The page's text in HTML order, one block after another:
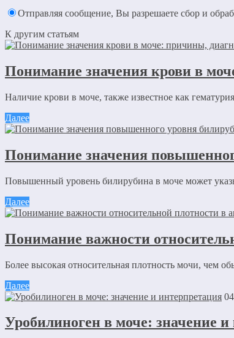
Отправляя сообщение, Вы разрешаете сбор и
К другим статьям
Понимание значения крови в
Наличие крови в моче, также известное как
Далее
Понимание значения
Повышенный уровень билирубина в моче может
Далее
Понимание важности
Более высокая относительная плотность мочи, чем
Далее
Уробилиноген в моче: значение